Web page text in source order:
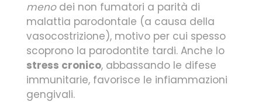
menodei non fumatori a parità di
malattia parodontale (a causa della
vasocostrizione), motivo per cui spesso
scoprono la parodontite tardi. Anche lo
stress cronico, abbassando le difese
immunitarie, favorisce le infiammazioni
gengivali.